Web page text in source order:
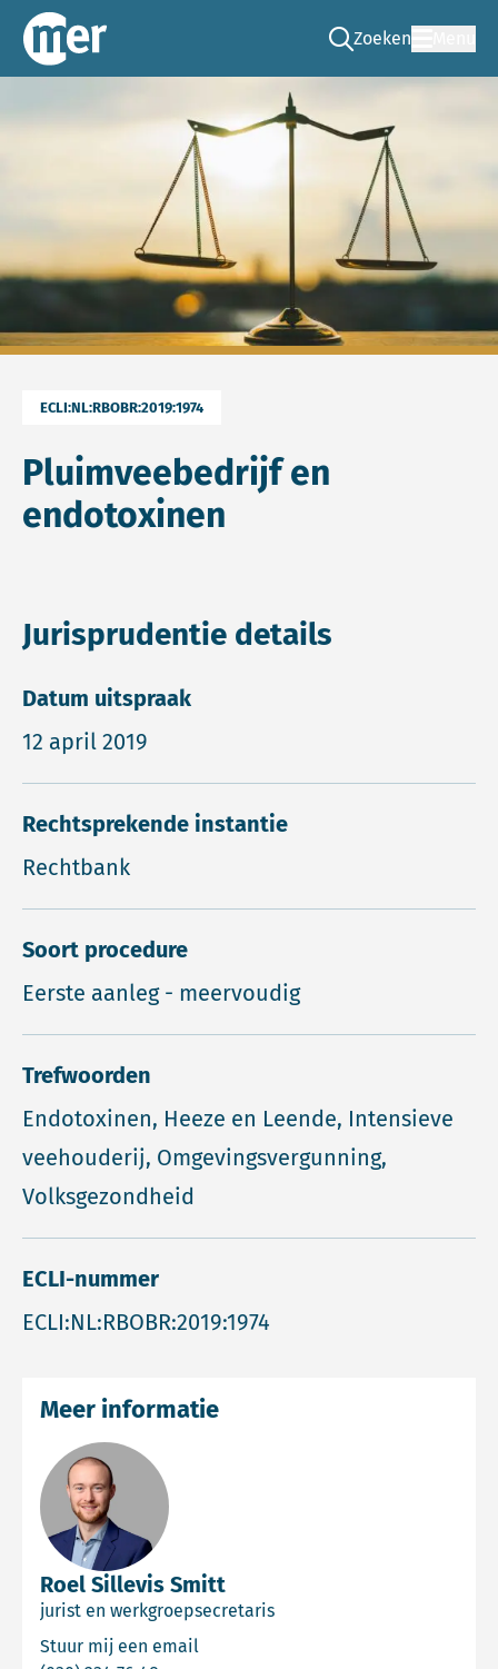
Commissie mer
Zoeken
Ga naar de zoek
ECLI:NL:RBOBR:2019:1974
Pluimveebedrijf en
endotoxinen
Jurisprudentie details
Datum uitspraak
12 april 2019
Rechtsprekende instantie
Rechtbank
Soort procedure
Eerste aanleg - meervoudig
Trefwoorden
Endotoxinen, Heeze en Leende, Intensieve
veehouderij, Omgevingsvergunning,
Volksgezondheid
ECLI-nummer
ECLI:NL:RBOBR:2019:1974
Roel Sillevis Smitt
jurist en werkgroepsecretaris
Stuur mij een email
Meer informatie